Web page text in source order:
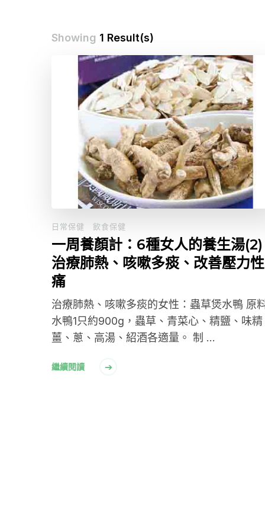
Showing 1 Result(s)
日常保健 飲食保健
一周養顏計：6種女人的養生湯
治療肺熱、咳嗽多痰、改善壓力
痛
治療肺熱、咳嗽多痰的女性：蟲草煲水鴨 原
水鴨1只約900g，蟲草、青菜心、精鹽、味精
薑、蔥、高湯、紹酒各適量。 制 …
繼續閱讀